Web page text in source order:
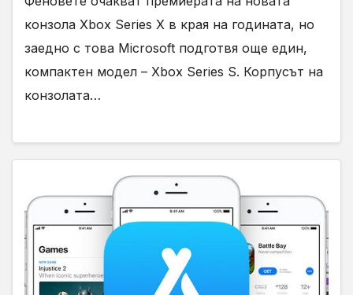
конзола Xbox Series X в края на годината, но
заедно с това Microsoft подготвя още един,
компактен модел – Xbox Series S. Корпусът на
конзолата…